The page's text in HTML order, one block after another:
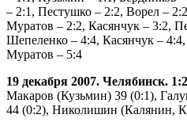
– 2:1, Пестушко – 2:2, Ворел –
Муратов – 2:2, Касянчук – 3:2,
Шепеленко – 4:4, Касянчук –
Муратов – 5:4
19 декабря 2007. Челябинск.
Макаров (Кузьмин) 39 (0:1),
44 (0:2), Николишин (Калянин,